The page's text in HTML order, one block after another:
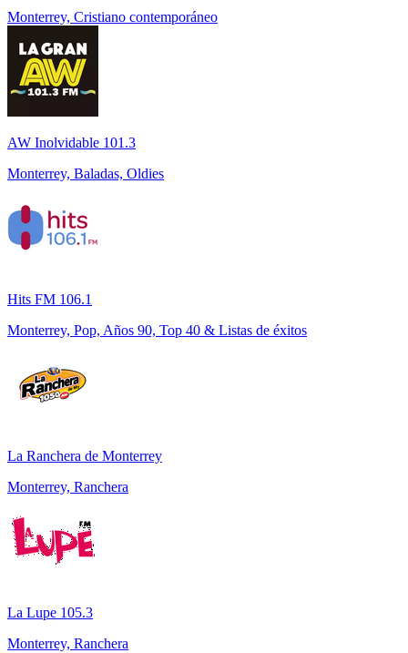
Monterrey, Cristiano contemporáneo
AW Inolvidable 101.3
Monterrey, Baladas, Oldies
Hits FM 106.1
Monterrey, Pop, Años 90, Top 40 & Listas de éxitos
La Ranchera de Monterrey
Monterrey, Ranchera
La Lupe 105.3
Monterrey, Ranchera